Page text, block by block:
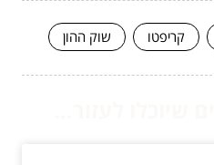
קריפטו שוק ההון